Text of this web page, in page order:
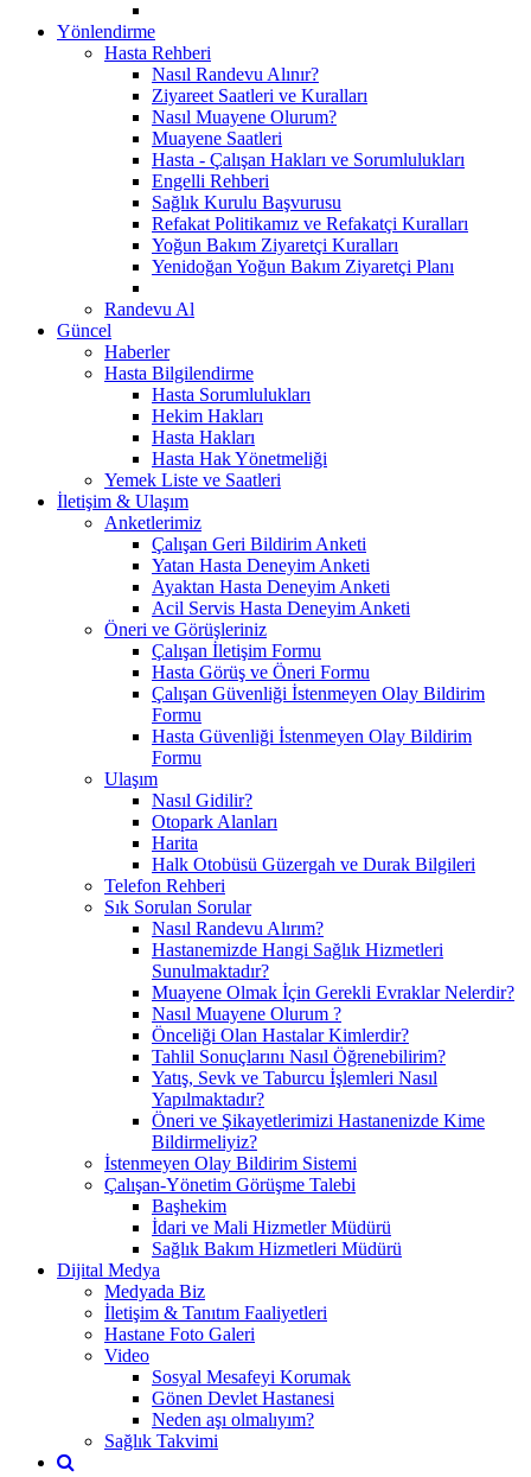
Yönlendirme
Hasta Rehberi
Nasıl Randevu Alınır?
Ziyareet Saatleri ve Kuralları
Nasıl Muayene Olurum?
Muayene Saatleri
Hasta - Çalışan Hakları ve Sorumlulukları
Engelli Rehberi
Sağlık Kurulu Başvurusu
Refakat Politikamız ve Refakatçi Kuralları
Yoğun Bakım Ziyaretçi Kuralları
Yenidoğan Yoğun Bakım Ziyaretçi Planı
Randevu Al
Güncel
Haberler
Hasta Bilgilendirme
Hasta Sorumlulukları
Hekim Hakları
Hasta Hakları
Hasta Hak Yönetmeliği
Yemek Liste ve Saatleri
İletişim & Ulaşım
Anketlerimiz
Çalışan Geri Bildirim Anketi
Yatan Hasta Deneyim Anketi
Ayaktan Hasta Deneyim Anketi
Acil Servis Hasta Deneyim Anketi
Öneri ve Görüşleriniz
Çalışan İletişim Formu
Hasta Görüş ve Öneri Formu
Çalışan Güvenliği İstenmeyen Olay Bildirim
Formu
Hasta Güvenliği İstenmeyen Olay Bildirim
Formu
Ulaşım
Nasıl Gidilir?
Otopark Alanları
Harita
Halk Otobüsü Güzergah ve Durak Bilgileri
Telefon Rehberi
Sık Sorulan Sorular
Nasıl Randevu Alırım?
Hastanemizde Hangi Sağlık Hizmetleri
Sunulmaktadır?
Muayene Olmak İçin Gerekli Evraklar Nelerdir?
Nasıl Muayene Olurum ?
Önceliği Olan Hastalar Kimlerdir?
Tahlil Sonuçlarını Nasıl Öğrenebilirim?
Yatış, Sevk ve Taburcu İşlemleri Nasıl
Yapılmaktadır?
Öneri ve Şikayetlerimizi Hastanenizde Kime
Bildirmeliyiz?
İstenmeyen Olay Bildirim Sistemi
Çalışan-Yönetim Görüşme Talebi
Başhekim
İdari ve Mali Hizmetler Müdürü
Sağlık Bakım Hizmetleri Müdürü
Dijital Medya
Medyada Biz
İletişim & Tanıtım Faaliyetleri
Hastane Foto Galeri
Video
Sosyal Mesafeyi Korumak
Gönen Devlet Hastanesi
Neden aşı olmalıyım?
Sağlık Takvimi